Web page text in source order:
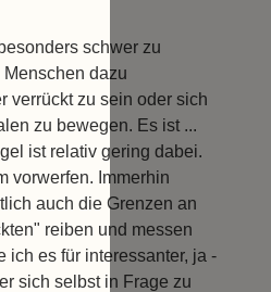
schwer zu
dazu
verrückt zu sein oder sich
zu bewegen. Es ist ...
ist relativ gering dabei.
vorwerfen. Immerhin
auch die Grenzen an
reiben und messen
ich es für interessanter, ja -
sich selbst in Frage zu